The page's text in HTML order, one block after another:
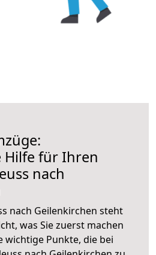
Hilfe für Ihren
nach
nach Geilenkirchen steht
was Sie zuerst machen
wichtige Punkte, die bei